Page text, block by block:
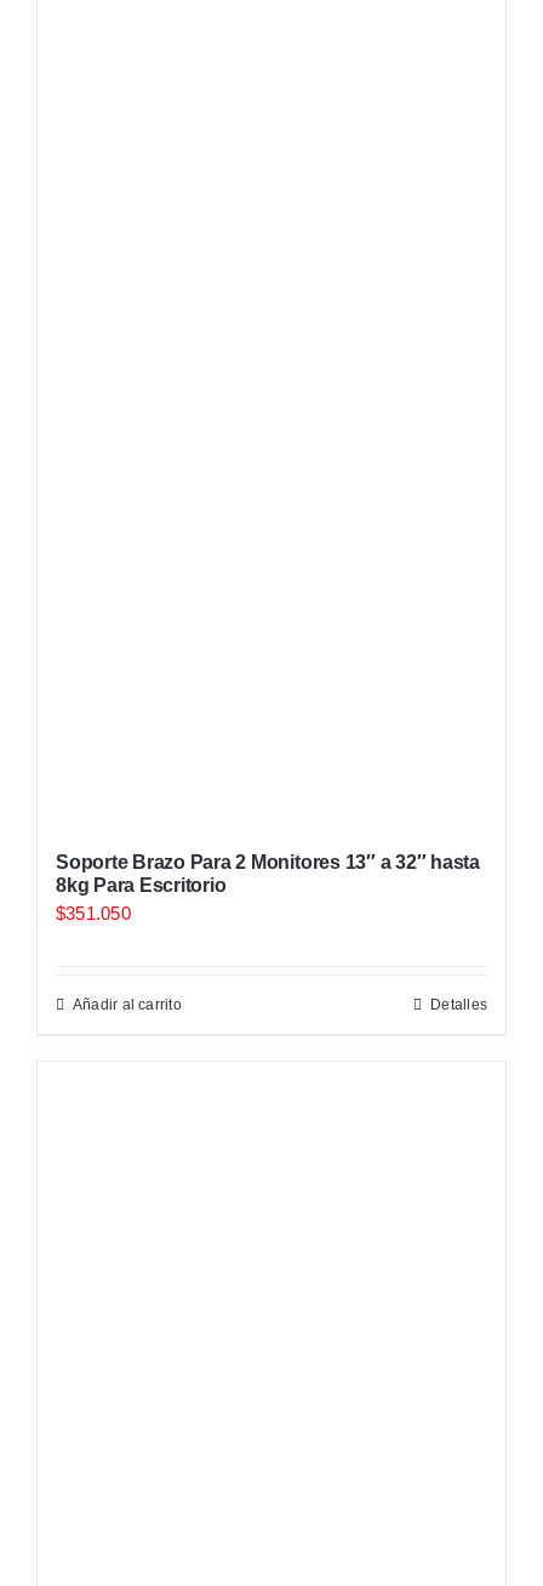
Soporte Brazo Para 2 Monitores 13″ a 32″ hasta
8kg Para Escritorio
$351.050
Añadir al carrito Detalles